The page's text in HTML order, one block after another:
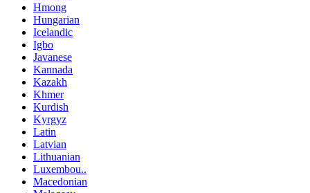
Hmong
Hungarian
Icelandic
Igbo
Javanese
Kannada
Kazakh
Khmer
Kurdish
Kyrgyz
Latin
Latvian
Lithuanian
Luxembou..
Macedonian